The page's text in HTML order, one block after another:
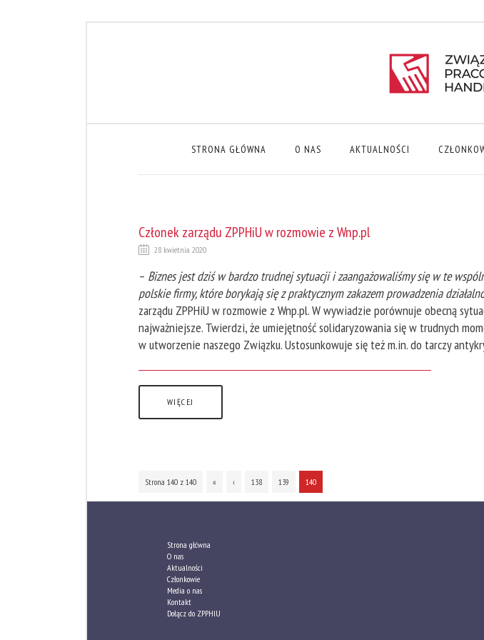
STRONA GŁÓWNA O NAS AKTUALNOŚCI
Członek zarządu ZPPHiU w rozmowie z Wnp.pl
28 kwietnia 2020
– Biznes jest dziś w bardzo trudnej sytuacji i zaangażowaliśmy się w te
polskie firmy, które borykają się z praktycznym zakazem prowadzenia
zarządu ZPPHiU w rozmowie z Wnp.pl. W wywiadzie porównuje obecną
najważniejsze. Twierdzi, że umiejętność solidaryzowania się w trudnych
w utworzenie naszego Związku. Ustosunkowuje się też m.in. do tarczy
WIĘCEJ
Strona 140 z 140 « ‹ 138 139 140
Strona główna
O nas
Aktualności
Członkowie
Media o nas
Kontakt
Dołącz do ZPPHIU